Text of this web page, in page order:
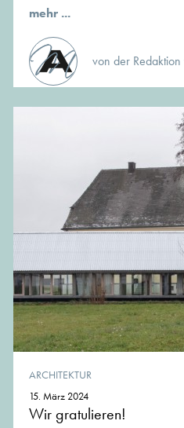
mehr ...
von der
ARCHITEKTUR
15. März 2024
Wir gratulieren!